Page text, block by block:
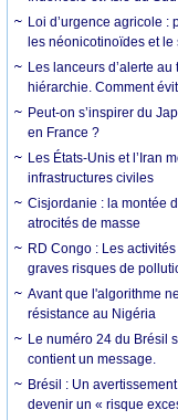
Loi d’urgence agricole :
les néonicotinoïdes et le
Les lanceurs d’alerte
hiérarchie. Comment
Peut-on s’inspirer du
en France ?
Les États-Unis et l’Iran
infrastructures civiles
Cisjordanie : la montée
atrocités de masse
RD Congo : Les
graves risques de
Avant que l'algorithme
résistance au Nigéria
Le numéro 24 du Brésil
contient un message.
Brésil : Un
devenir un « risque